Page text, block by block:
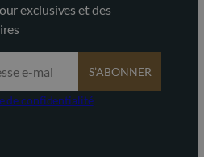
exclusives et des
S’ABONNER
de confidentialité